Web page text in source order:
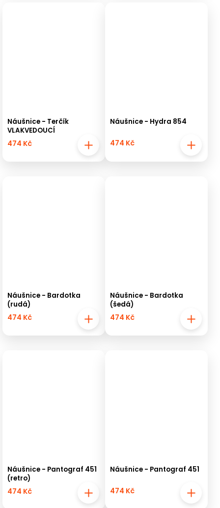
Náušnice - Terčík
VLAKVEDOUCÍ
474 Kč
Náušnice - Hydra 854
474 Kč
Náušnice - Bardotka
(rudá)
474 Kč
Náušnice - Bardotka
(šedá)
474 Kč
Náušnice - Pantograf 451
(retro)
474 Kč
Náušnice - Pantograf 451
474 Kč